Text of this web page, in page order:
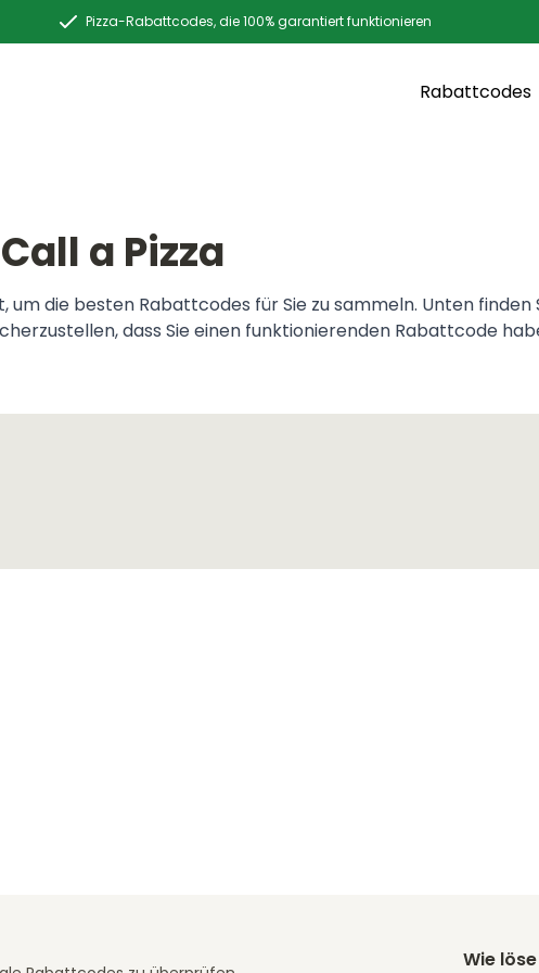
Pizza-Rabattcodes, die 100% garantiert funktionieren
Rabattcodes
a Pizza
die besten Rabattcodes für Sie zu sammeln. Unten finden
dass Sie einen funktionierenden Rabattcode
Wie